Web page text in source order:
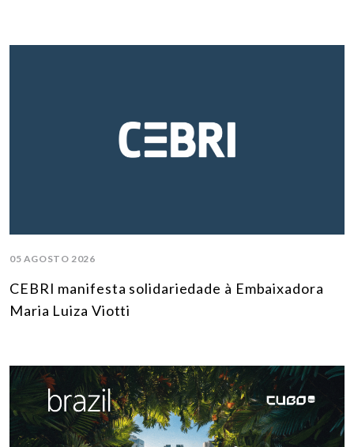
05 AGOSTO 2026
CEBRI manifesta solidariedade à Embaixadora
Maria Luiza Viotti